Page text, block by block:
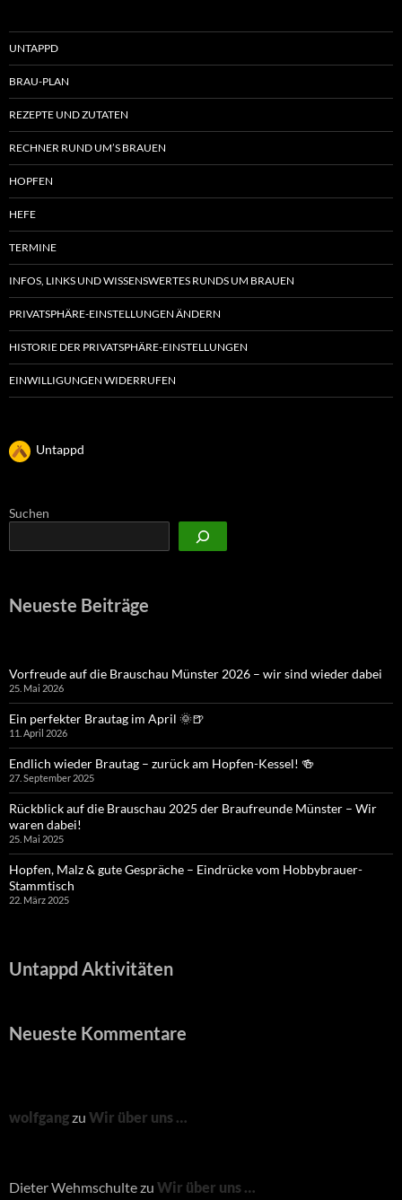
UNTAPPD
BRAU-PLAN
REZEPTE UND ZUTATEN
RECHNER RUND UM’S BRAUEN
HOPFEN
HEFE
TERMINE
INFOS, LINKS UND WISSENSWERTES RUNDS UM BRAUEN
PRIVATSPHÄRE-EINSTELLUNGEN ÄNDERN
HISTORIE DER PRIVATSPHÄRE-EINSTELLUNGEN
EINWILLIGUNGEN WIDERRUFEN
Untappd
Suchen
Neueste Beiträge
Vorfreude auf die Brauschau Münster 2026 – wir sind wieder dabei
25. Mai 2026
Ein perfekter Brautag im April 🌞🍺
11. April 2026
Endlich wieder Brautag – zurück am Hopfen-Kessel! 🍻
27. September 2025
Rückblick auf die Brauschau 2025 der Braufreunde Münster – Wir
waren dabei!
25. Mai 2025
Hopfen, Malz & gute Gespräche – Eindrücke vom Hobbybrauer-
Stammtisch
22. März 2025
Untappd Aktivitäten
Neueste Kommentare
wolfgangzu Wir über uns …
Dieter Wehmschultezu Wir über uns …